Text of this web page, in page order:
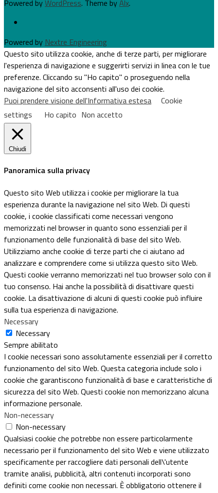
Powered byWordPress. Theme byAlx.
Powered by Nextre Engineering
Questo sito utilizza cookie, anche di terze parti, per migliorare
l'esperienza di navigazione e suggerirti servizi in linea con le tue
preferenze. Cliccando su "Ho capito" o proseguendo nella
navigazione del sito acconsenti all'uso dei cookie.
Puoi prendere visione dell'Informativa estesa
Cookie
settings
Ho capito Non accetto
Chiudi
Panoramica sulla privacy
Questo sito Web utilizza i cookie per migliorare la tua
esperienza durante la navigazione nel sito Web. Di questi
cookie, i cookie classificati come necessari vengono
memorizzati nel browser in quanto sono essenziali per il
funzionamento delle funzionalità di base del sito Web.
Utilizziamo anche cookie di terze parti che ci aiutano ad
analizzare e comprendere come si utilizza questo sito Web.
Questi cookie verranno memorizzati nel tuo browser solo con il
tuo consenso. Hai anche la possibilità di disattivare questi
cookie. La disattivazione di alcuni di questi cookie può influire
sulla tua esperienza di navigazione.
Necessary
Necessary
Sempre abilitato
I cookie necessari sono assolutamente essenziali per il corretto
funzionamento del sito Web. Questa categoria include solo i
cookie che garantiscono funzionalità di base e caratteristiche di
sicurezza del sito Web. Questi cookie non memorizzano alcuna
informazione personale.
Non-necessary
Non-necessary
Qualsiasi cookie che potrebbe non essere particolarmente
necessario per il funzionamento del sito Web e viene utilizzato
specificamente per raccogliere dati personali dell\'utente
tramite analisi, pubblicità, altri contenuti incorporati sono
definiti come cookie non necessari. È obbligatorio ottenere il